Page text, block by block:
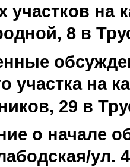
участков на
8 в
участка на
29 в
о начале
ул.